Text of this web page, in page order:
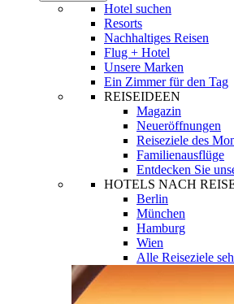
Hotel suchen
Resorts
Nachhaltiges Reisen
Flug + Hotel
Unsere Marken
Ein Zimmer für den Tag
REISEIDEEN
Magazin
Neueröffnungen
Reiseziele des
Familienausflüge
Entdecken Sie
HOTELS NACH
Berlin
München
Hamburg
Wien
Alle Reiseziele